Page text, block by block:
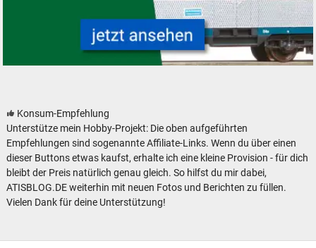
Konsum-Empfehlung
Unterstütze mein Hobby-Projekt: Die oben aufgeführten
Empfehlungen sind sogenannte Affiliate-Links. Wenn du über einen
dieser Buttons etwas kaufst, erhalte ich eine kleine Provision - für dich
bleibt der Preis natürlich genau gleich. So hilfst du mir dabei,
ATISBLOG.DE weiterhin mit neuen Fotos und Berichten zu füllen.
Vielen Dank für deine Unterstützung!